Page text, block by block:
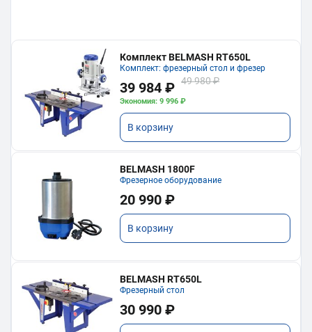
Комплект BELMASH RT650L
Комплект: фрезерный стол и фрезер
39 984 ₽ 49 980 ₽
Экономия: 9 996 ₽
В корзину
BELMASH 1800F
Фрезерное оборудование
20 990 ₽
В корзину
BELMASH RT650L
Фрезерный стол
30 990 ₽